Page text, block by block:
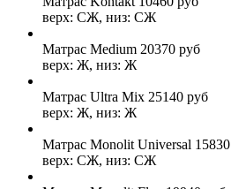
верх: СЖ, низ: СЖ
Матрас Medium 20370 руб
верх: Ж, низ: Ж
Матрас Ultra Mix 25140 руб
верх: Ж, низ: Ж
Матрас Monolit Universal 15830
верх: СЖ, низ: СЖ